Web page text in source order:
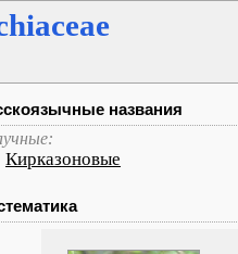
названия
Кирказоновые